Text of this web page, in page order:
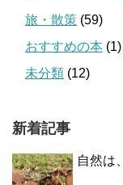
旅・散策 (59)
おすすめの本 (1)
未分類 (12)
新着記事
自然は